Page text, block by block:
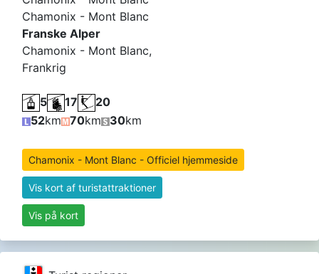
Chamonix - Mont Blanc
Franske Alper
Chamonix - Mont Blanc,
Frankrig
5 17
20
52km 70km 30km
Chamonix - Mont Blanc - Officiel hjemmeside
Vis kort af turistattraktioner
Vis på kort